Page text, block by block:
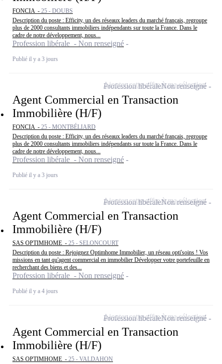
FONCIA - 25 - DOUBS
Description du poste : Efficity, un des réseaux leaders du marché français, regroupe
plus de 2000 consultants immobiliers indépendants sur toute la France. Dans le
cadre de notre développement, nous...
Profession libérale - Non renseigné
Publié il y a 3 jours
Agent Commercial en Transaction
Immobilière (H/F)
FONCIA - 25 - MONTBÉLIARD
Description du poste : Efficity, un des réseaux leaders du marché français, regroupe
plus de 2000 consultants immobiliers indépendants sur toute la France. Dans le
cadre de notre développement, nous...
Profession libérale - Non renseigné
Publié il y a 3 jours
Profession libéraleNon renseigné
Ajouter cette offre à ma sélection
Agent Commercial en Transaction
Immobilière (H/F)
SAS OPTIMHOME - 25 - SELONCOURT
Description du poste : Rejoignez Optimhome Immobilier, un réseau opti'soins ! Vos
missions en tant qu'agent commercial en immobilier Développer votre portefeuille en
recherchant des biens et des...
Profession libérale - Non renseigné
Publié il y a 4 jours
Profession libéraleNon renseigné
Ajouter cette offre à ma sélection
Agent Commercial en Transaction
Immobilière (H/F)
SAS OPTIMHOME - 25 - VALDAHON
Profession libéraleNon renseigné
Ajouter cette offre à ma sélection